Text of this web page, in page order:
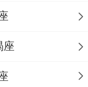
的怀念、发条
座